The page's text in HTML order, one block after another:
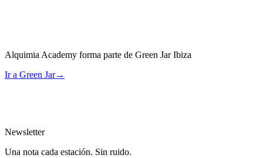
Alquimia Academy forma parte de Green Jar Ibiza
Ir a Green Jar→
Newsletter
Una nota cada estación. Sin ruido.